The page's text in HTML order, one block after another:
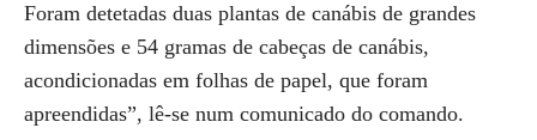
Foram detetadas duas plantas de canábis de grandes
dimensões e 54 gramas de cabeças de canábis,
acondicionadas em folhas de papel, que foram
apreendidas”, lê-se num comunicado do comando.